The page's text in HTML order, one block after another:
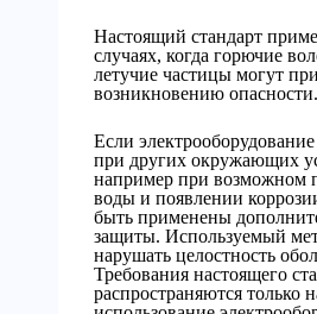
Настоящий стандарт
случаях, когда горючие
летучие частицы могут
возникновению опасности.
Если
при других окружающих
например при возможном
воды и появлении
быть применены
защиты. Используемый
нарушать целостность
Требования настоящего
распространяются только